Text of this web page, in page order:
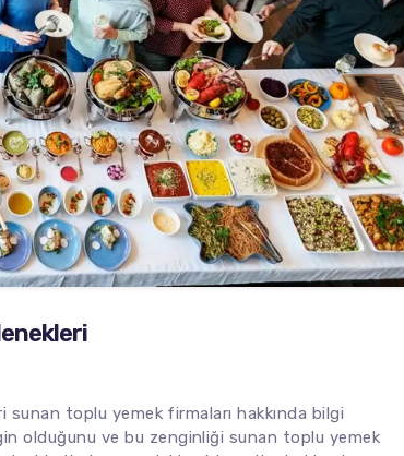
sunan toplu yemek firmaları hakkında bilgi
olduğunu ve bu zenginliği sunan toplu yemek